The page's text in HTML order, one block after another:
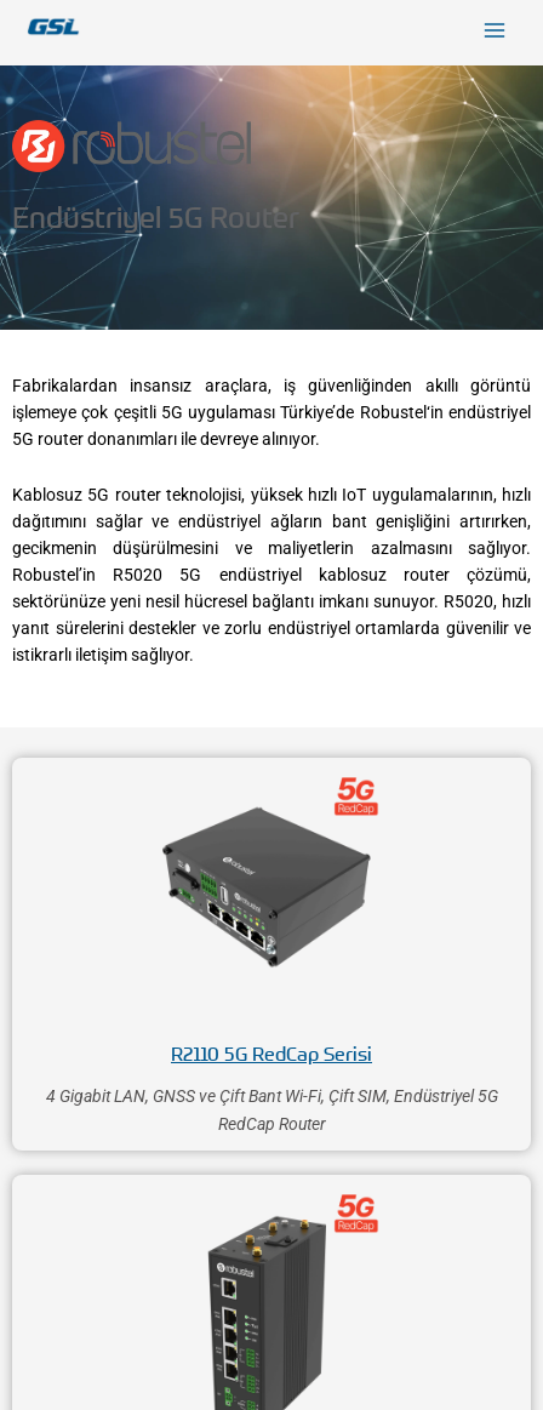
Endüstriyel 5G Router
Fabrikalardan insansız araçlara, iş güvenliğinden akıllı görüntü
işlemeye çok çeşitli 5G uygulaması Türkiye’de Robustel‘in endüstriyel
5G router donanımları ile devreye alınıyor.
Kablosuz 5G router teknolojisi, yüksek hızlı IoT uygulamalarının, hızlı
dağıtımını sağlar ve endüstriyel ağların bant genişliğini artırırken,
gecikmenin düşürülmesini ve maliyetlerin azalmasını sağlıyor.
Robustel’in R5020 5G endüstriyel kablosuz router çözümü,
sektörünüze yeni nesil hücresel bağlantı imkanı sunuyor. R5020, hızlı
yanıt sürelerini destekler ve zorlu endüstriyel ortamlarda güvenilir ve
istikrarlı iletişim sağlıyor.
R2110 5G RedCap Serisi
4 Gigabit LAN, GNSS ve Çift Bant Wi-Fi, Çift SIM, Endüstriyel 5G
RedCap Router